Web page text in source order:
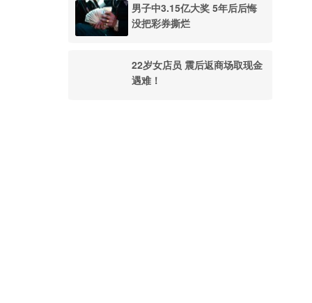
男子中3.15亿大奖 5年后后悔
没把彩券撕烂
22岁女店员 震后返商场取现金
遇难！